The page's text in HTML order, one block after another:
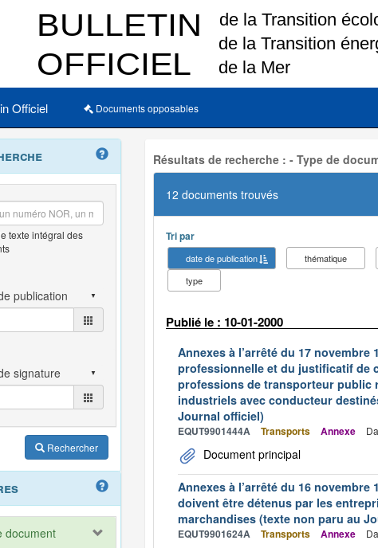
Officiel Documents opposables
texte intégral des
Rechercher
document
Résultats de recherche : - Type de
12 documents trouvés
Tri par
date de publication thématique
type
Publié le : 10-01-2000
Annexes à l’arrêté du 17
professionnelle et du justificatif de
professions de transporteur public
industriels avec conducteur
Journal officiel)
EQUT9901444A Transports Annexe
Document principal
Annexes à l’arrêté du 16
doivent être détenus par les
marchandises (texte non paru au
EQUT9901624A Transports Annexe